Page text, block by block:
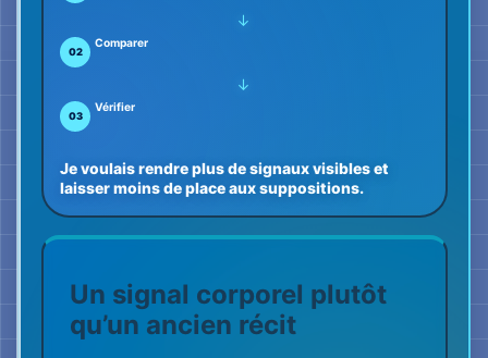
indices visibles et le contexte confirment la
première interprétation.
Vérifier plutôt que croire
immédiatement son
intuition
Votre propre réaction corporelle fournit un indice.